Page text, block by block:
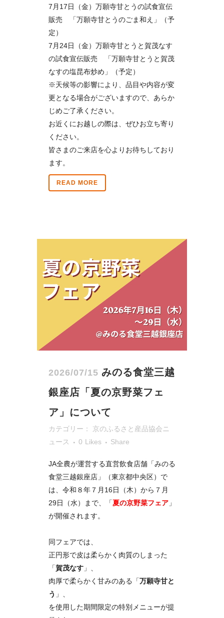
7月17日（金）万願寺甘とうの試食宣伝
販売 「万願寺甘とうのごま和え」（予
定）
7月24日（金）万願寺甘とうと賀茂なす
の試食宣伝販売 「万願寺甘とうと賀茂
なすの塩昆布炒め」（予定）
※天候等の影響により、品目や内容が変
更となる場合がございますので、あらか
じめご了承ください。
お近くにお越しの際は、ぜひお立ち寄り
ください。
皆さまのご来店を心よりお待ちしており
ます。
READ MORE
2026/07/15 みのる食堂三越
銀座店「夏の京野菜フェ
ア」について
カテゴリー： 京のふるさと産品協会ニ
ュース
0 Likes Share
JA全農が運営する直営飲食店舗「みのる
食堂三越銀座店」（東京都中央区）で
は、令和８年７月16日（木）から７月
29日（水）まで、「夏の京野菜フェア 」
が開催されます。
同フェアでは、
正円形で皮は柔らかく肉質のしまった
「賀茂なす 」、
肉厚で柔らかく甘みのある「万願寺甘と
う 」、
を使用した期間限定の特別メニューが提